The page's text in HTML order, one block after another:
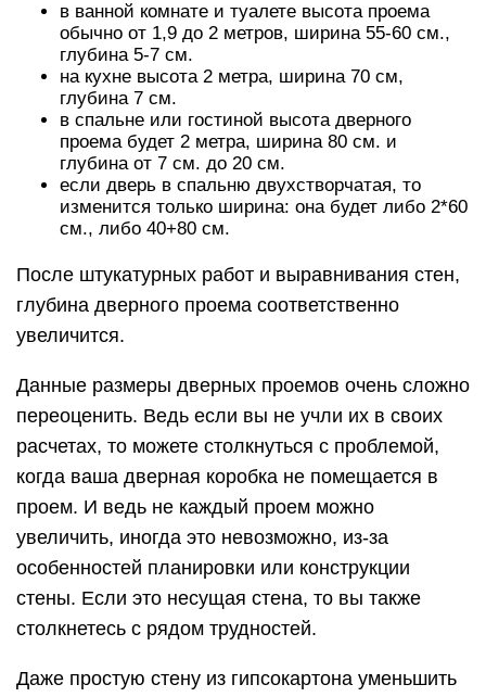
в ванной комнате и туалете высота проема
обычно от 1,9 до 2 метров, ширина 55-60 см.,
глубина 5-7 см.
на кухне высота 2 метра, ширина 70 см,
глубина 7 см.
в спальне или гостиной высота дверного
проема будет 2 метра, ширина 80 см. и
глубина от 7 см. до 20 см.
если дверь в спальню двухстворчатая, то
изменится только ширина: она будет либо 2*60
см., либо 40+80 см.
После штукатурных работ и выравнивания стен,
глубина дверного проема соответственно
увеличится.
Данные размеры дверных проемов очень сложно
переоценить. Ведь если вы не учли их в своих
расчетах, то можете столкнуться с проблемой,
когда ваша дверная коробка не помещается в
проем. И ведь не каждый проем можно
увеличить, иногда это невозможно, из-за
особенностей планировки или конструкции
стены. Если это несущая стена, то вы также
столкнетесь с рядом трудностей.
Даже простую стену из гипсокартона уменьшить